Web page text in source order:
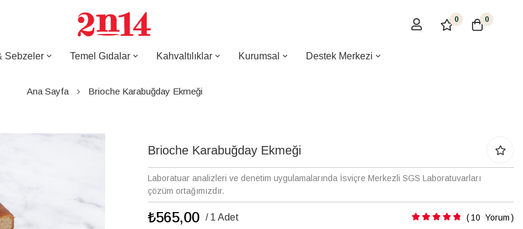
0 0
Sebzeler Temel Gıdalar Kahvaltılıklar Kurumsal Destek Merkezi
Ana Sayfa Brioche Karabuğday Ekmeği
Brioche Karabuğday Ekmeği
Laboratuar analizleri ve denetim uygulamalarında İsviçre Merkezli SGS Laboratuvarları
çözüm ortağımızdır.
₺565,00 / 1 Adet Puanlama: 10 Yorum